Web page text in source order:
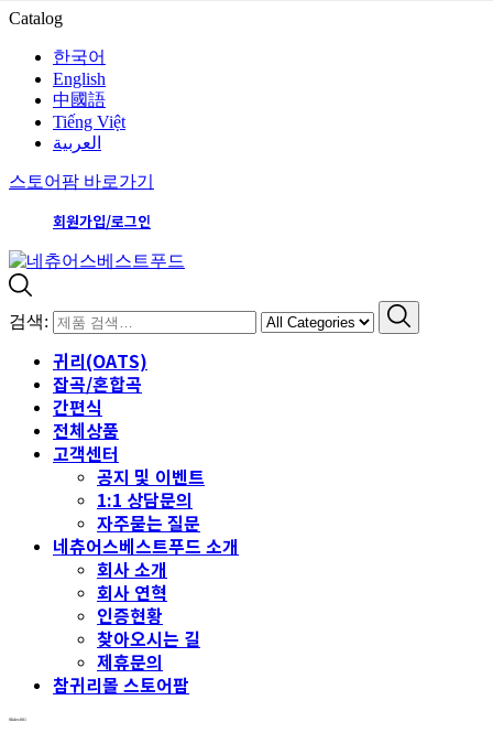
Catalog
한국어
English
中國語
Tiếng Việt
العربية
스토어팜 바로가기
회원가입/로그인
검색:
귀리(OATS)
잡곡/혼합곡
간편식
전체상품
고객센터
공지 및 이벤트
1:1 상담문의
자주묻는 질문
네츄어스베스트푸드 소개
회사 소개
회사 연혁
인증현황
찾아오시는 길
제휴문의
참귀리몰 스토어팜
Slider-001